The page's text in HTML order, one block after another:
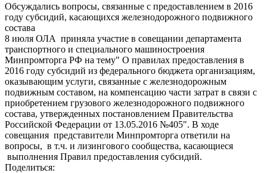
Обсуждались вопросы, связанные с предоставлением в 2016
году субсидий, касающихся железнодорожного подвижного
состава
8 июля ОЛА приняла участие в совещании департамента
транспортного и специального машиностроения
Минпромторга РФ на тему" О правилах предоставления в
2016 году субсидий из федерального бюджета организациям,
оказывающим услуги, связанные с железнодорожным
подвижным составом, на компенсацию части затрат в связи с
приобретением грузового железнодорожного подвижного
состава, утвержденных постановлением Правительства
Российской Федерации от 13.05.2016 №405". В ходе
совещания представители Минпромторга ответили на
вопросы, в т.ч. и лизингового сообщества, касающиеся
выполнения Правил предоставления субсидий.
Поделиться: